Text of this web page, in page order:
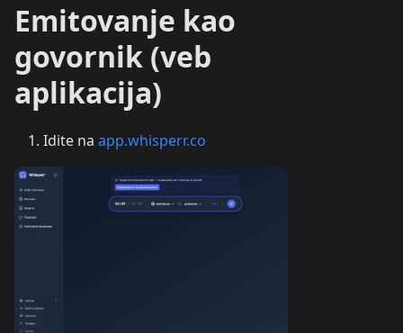
Emitovanje kao
govornik (veb
aplikacija)
Idite na app.whisperr.co